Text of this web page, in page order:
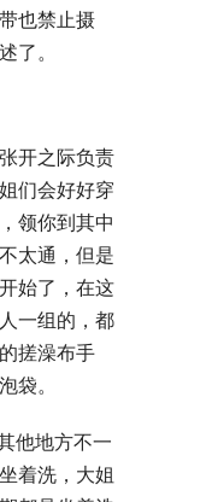
也禁止摄
了。
开之际负责
们会好好穿
领你到其中
太通，但是
始了，在这
一组的，都
搓澡布手
袋。
他地方不一
着洗，大姐